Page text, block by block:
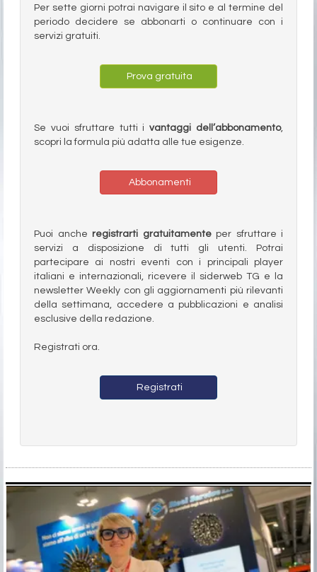
Per sette giorni potrai navigare il sito e al termine del
periodo decidere se abbonarti o continuare con i
servizi gratuiti.
Prova gratuita
Se vuoi sfruttare tutti ivantaggi dell’abbonamento,
scopri la formula più adatta alle tue esigenze.
Abbonamenti
Puoi anche registrarti gratuitamenteper sfruttare i
servizi a disposizione di tutti gli utenti. Potrai
partecipare ai nostri eventi con i principali player
italiani e internazionali, ricevere il siderweb TG e la
newsletter Weekly con gli aggiornamenti più rilevanti
della settimana, accedere a pubblicazioni e analisi
esclusive della redazione.
Registrati ora.
Registrati